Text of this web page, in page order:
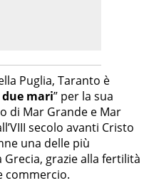
Puglia, Taranto è
mari” per la sua
di Mar Grande e Mar
secolo avanti Cristo
una delle più
grazie alla fertilità
commercio.